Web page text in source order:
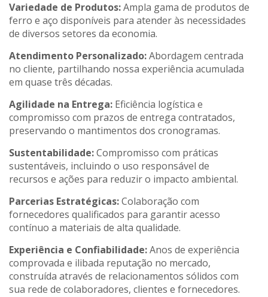
Variedade de Produtos:Ampla gama de produtos de
ferro e aço disponíveis para atender às necessidades
de diversos setores da economia.
Atendimento Personalizado:Abordagem centrada
no cliente, partilhando nossa experiência acumulada
em quase três décadas.
Agilidade na Entrega: Eficiência logística e
compromisso com prazos de entrega contratados,
preservando o mantimentos dos cronogramas.
Sustentabilidade:Compromisso com práticas
sustentáveis, incluindo o uso responsável de
recursos e ações para reduzir o impacto ambiental.
Parcerias Estratégicas:Colaboração com
fornecedores qualificados para garantir acesso
contínuo a materiais de alta qualidade.
Experiência e Confiabilidade:Anos de experiência
comprovada e ilibada reputação no mercado,
construída através de relacionamentos sólidos com
sua rede de colaboradores, clientes e fornecedores.